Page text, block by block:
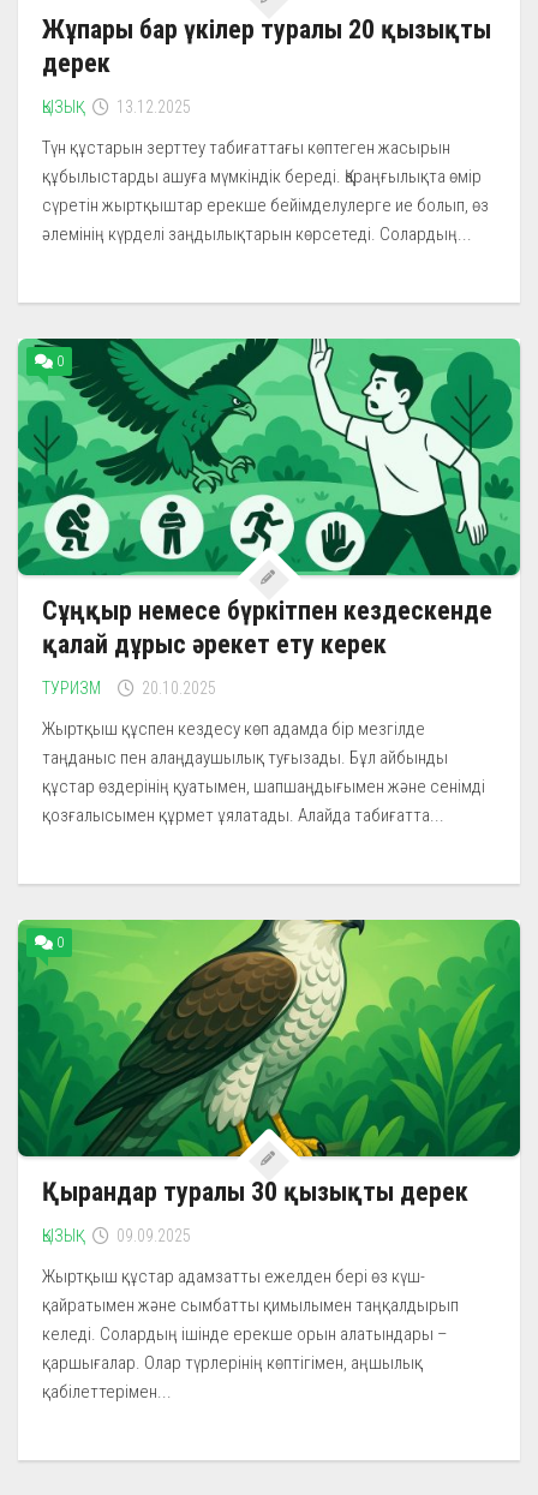
Жұпары бар үкілер туралы 20 қызықты
дерек
ҚЫЗЫҚ 13.12.2025
Түн құстарын зерттеу табиғаттағы көптеген жасырын
құбылыстарды ашуға мүмкіндік береді. Қараңғылықта өмір
сүретін жыртқыштар ерекше бейімделулерге ие болып, өз
әлемінің күрделі заңдылықтарын көрсетеді. Солардың...
0
Сұңқыр немесе бүркітпен кездескенде
қалай дұрыс әрекет ету керек
ТУРИЗМ 20.10.2025
Жыртқыш құспен кездесу көп адамда бір мезгілде
таңданыс пен алаңдаушылық туғызады. Бұл айбынды
құстар өздерінің қуатымен, шапшаңдығымен және сенімді
қозғалысымен құрмет ұялатады. Алайда табиғатта...
0
Қырандар туралы 30 қызықты дерек
ҚЫЗЫҚ 09.09.2025
Жыртқыш құстар адамзатты ежелден бері өз күш-
қайратымен және сымбатты қимылымен таңқалдырып
келеді. Солардың ішінде ерекше орын алатындары –
қаршығалар. Олар түрлерінің көптігімен, аңшылық
қабілеттерімен...